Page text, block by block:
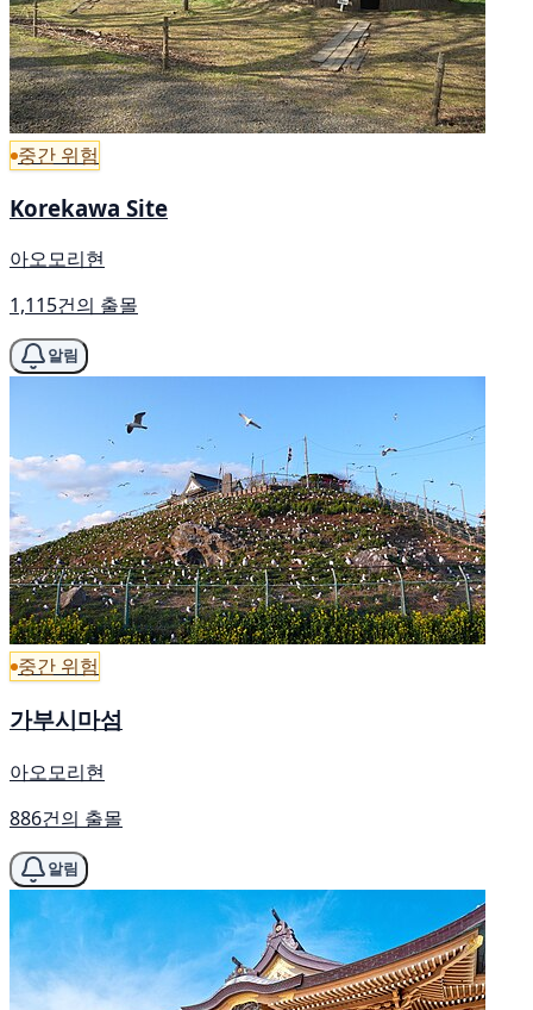
중간 위험
Korekawa Site
아오모리현
1,115건의 출몰
알림
중간 위험
가부시마섬
아오모리현
886건의 출몰
알림